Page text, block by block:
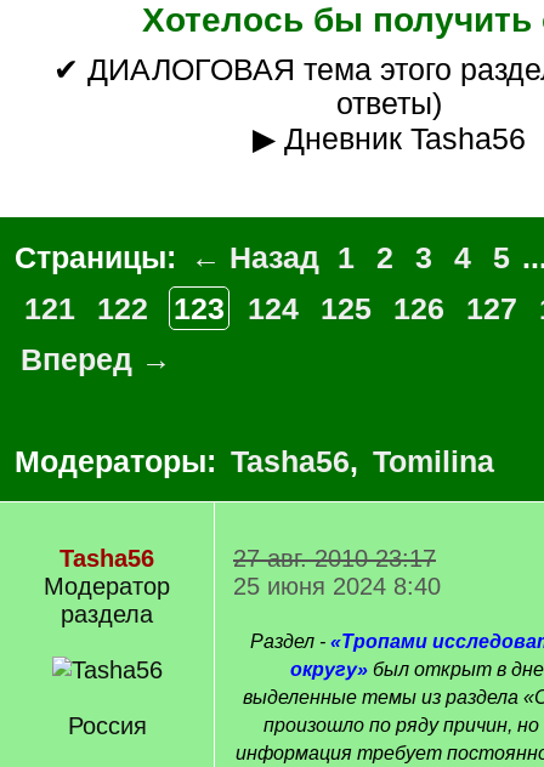
Хотелось бы получить
✔ ДИАЛОГОВАЯ тема этого раздела (вопросы/
ответы)
▶ Дневник Tasha56
Страницы: ← Назад 1 2 3 4 5
121
122 123 124 125 126 127
Вперед →
Модераторы: Tasha56, Tomilina
Tasha56
Модератор
раздела
Россия
27 авг. 2010 23:17
25 июня 2024 8:40
Раздел - «Тропами
округу» был открыт в
выделенные темы из раздела
произошло по ряду причин,
информация требует